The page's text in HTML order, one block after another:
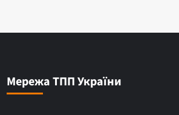
Мережа ТПП України